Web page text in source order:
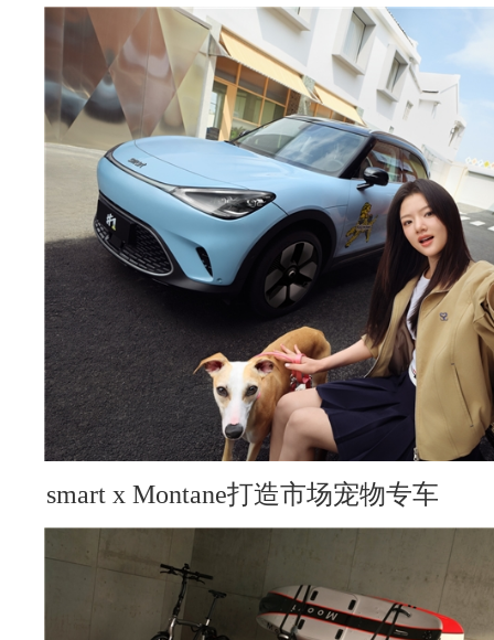
smart x Montane打造市场宠物专车